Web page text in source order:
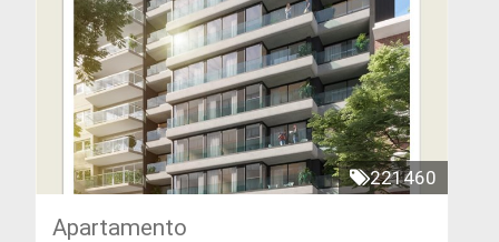
221460
Apartamento